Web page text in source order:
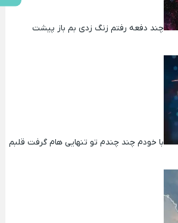
چند دفعه رفتم زنگ زدی بم باز پیشت
با خودم چند چندم تو تنهایی هام گرفت قلبم